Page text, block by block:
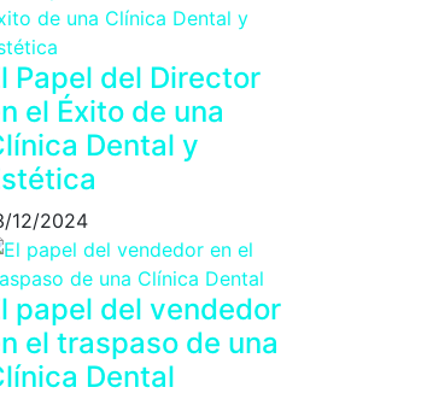
Papel del Director
el Éxito de una
Dental y
12/2024
papel del vendedor
el traspaso de una
Dental